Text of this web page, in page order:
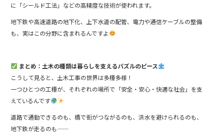
に「シールド工法」などの高精度な技術が使われます。
地下鉄や高速道路の地下化、上下水道の配管、電力や通信ケーブルの整備
も、実はこの分野に含まれるんですよ
まとめ：土木の種類は暮らしを支えるパズルのピース
こうして見ると、土木工事の世界は多種多様！
一つひとつの工種が、それぞれの場所で「安全・安心・快適な社会」を支
えているんです
道路で通勤できるのも、橋で街がつながるのも、洪水を避けられるのも、
地下鉄が走るのも――